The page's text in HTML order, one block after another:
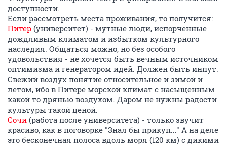
доступности.
Если рассмотреть места проживания, то получится:
Питер (университет) - мутные люди, испорченные
дождливым климатом и избытком культурного
наследия. Общаться можно, но без особого
удовольствия - не хочется быть вечным источником
оптимизма и генератором идей. Должен быть инпут.
Свежий воздух понятие относительное и зимой и
летом, ибо в Питере морской климат с насыщенным
какой то дрянью воздухом. Даром не нужны радости
культуры такой ценой.
Сочи (работа после университета) - только звучит
красиво, как в поговорке "Знал бы прикуп..." А на деле
это бесконечная полоса вдоль моря (120 км) с дикими